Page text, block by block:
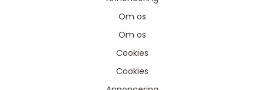
Om os
Om os
Cookies
Cookies